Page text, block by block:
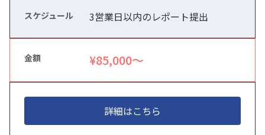
3営業日以内のレポート提出
¥85,000〜
詳細はこちら